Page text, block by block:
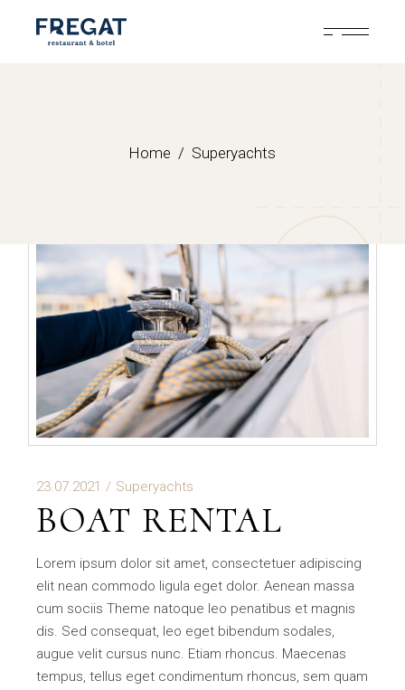
Home Superyachts
23.07.2021 Superyachts
BOAT RENTAL
Lorem ipsum dolor sit amet, consectetuer adipiscing
elit nean commodo ligula eget dolor. Aenean massa
cum sociis Theme natoque leo penatibus et magnis
dis. Sed consequat, leo eget bibendum sodales,
augue velit cursus nunc. Etiam rhoncus. Maecenas
tempus, tellus eget condimentum rhoncus, sem quam